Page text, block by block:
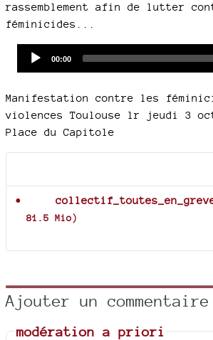
rassemblement afin de lutter
féminicides...
Current
00:00
Manifestation contre les
violences Toulouse lr jeudi 3
Place du Capitole
81.5 Mio)
Ajouter un commentaire
modération a priori